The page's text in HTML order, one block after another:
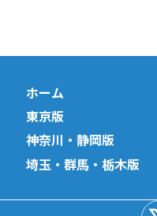
ホーム
東京版
神奈川・静岡版
埼玉・群馬・栃木版